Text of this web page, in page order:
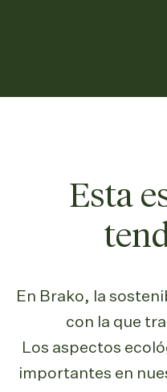
Esta
En Brako, la
con la que
Los aspectos
importantes en